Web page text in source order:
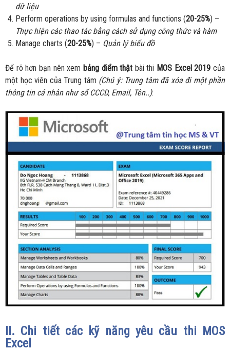
dữ liệu
Perform operations by using formulas and functions (20-25%) –
Thực hiện các thao tác bằng cách sử dụng công thức và hàm
Manage charts (20-25%) – Quản lý biểu đồ
Để rõ hơn bạn nên xem bảng điểm thật bài thi MOS Excel 2019của
một học viên của Trung tâm (Chú ý: Trung tâm đã xóa đi một phần
thông tin cá nhân như số CCCD, Email, Tên..):
II. Chi tiết các kỹ năng yêu cầu thi MOS
Excel